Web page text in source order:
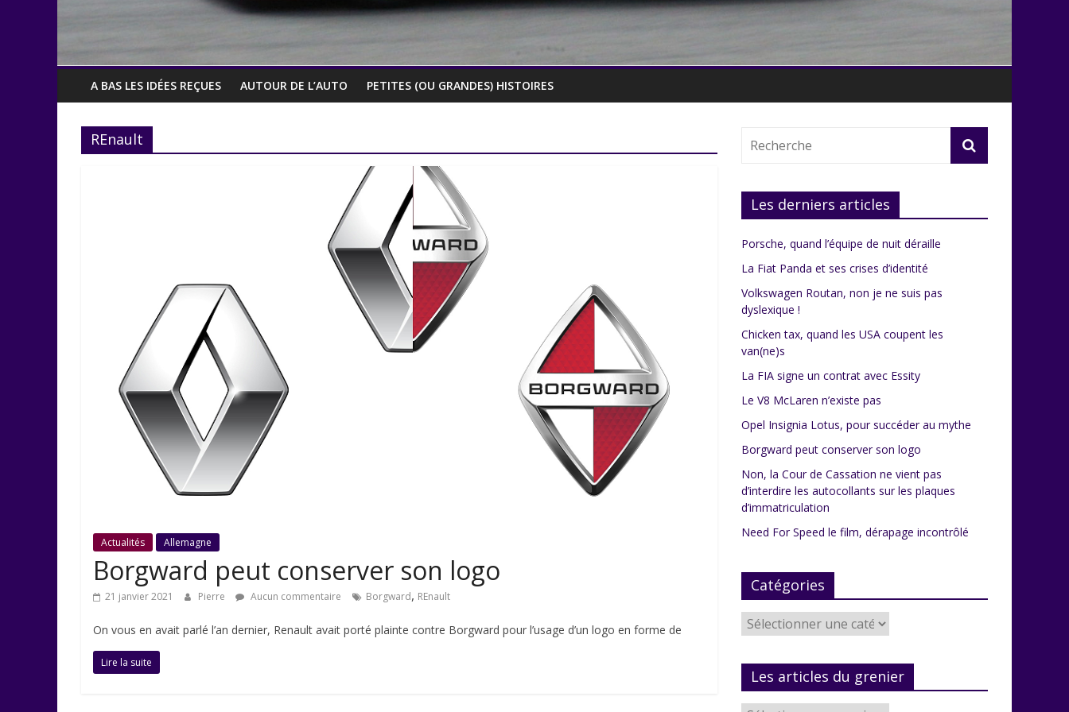
A BAS LES IDÉES REÇUES AUTOUR DE L’AUTO PETITES (OU GRANDES) HISTOIRES
REnault
Actualités Allemagne
Borgward peut conserver son logo
21 janvier 2021 Pierre Aucun commentaire Borgward, REnault
On vous en avait parlé l’an dernier, Renault avait porté plainte contre Borgward pour l’usage d’un logo en forme de
Lire la suite
Les derniers articles
Porsche, quand l’équipe de nuit déraille
La Fiat Panda et ses crises d’identité
Volkswagen Routan, non je ne suis pas
dyslexique !
Chicken tax, quand les USA coupent les
van(ne)s
La FIA signe un contrat avec Essity
Le V8 McLaren n’existe pas
Opel Insignia Lotus, pour succéder au mythe
Borgward peut conserver son logo
Non, la Cour de Cassation ne vient pas
d’interdire les autocollants sur les plaques
d’immatriculation
Need For Speed le film, dérapage incontrôlé
Catégories
Catégories
Les articles du grenier